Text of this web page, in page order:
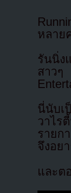
หลาย
รันนิ่ง
สาว
นี่นับเ
วาไ
รายก
จึงอย
และต